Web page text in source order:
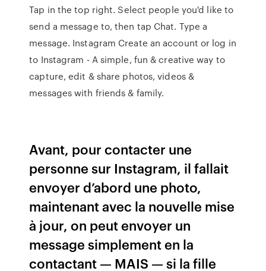
Tap in the top right. Select people you'd like to
send a message to, then tap Chat. Type a
message. Instagram Create an account or log in
to Instagram - A simple, fun & creative way to
capture, edit & share photos, videos &
messages with friends & family.
Avant, pour contacter une
personne sur Instagram, il fallait
envoyer d’abord une photo,
maintenant avec la nouvelle mise
à jour, on peut envoyer un
message simplement en la
contactant — MAIS — si la fille